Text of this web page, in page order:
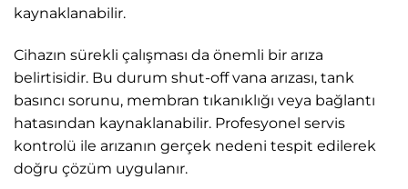
kaynaklanabilir.
Cihazın sürekli çalışması da önemli bir arıza
belirtisidir. Bu durum shut-off vana arızası, tank
basıncı sorunu, membran tıkanıklığı veya bağlantı
hatasından kaynaklanabilir. Profesyonel servis
kontrolü ile arızanın gerçek nedeni tespit edilerek
doğru çözüm uygulanır.